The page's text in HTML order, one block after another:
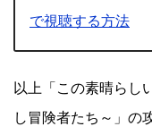
で視聴する方法
以上「この素晴らし
し冒険者たち～」の